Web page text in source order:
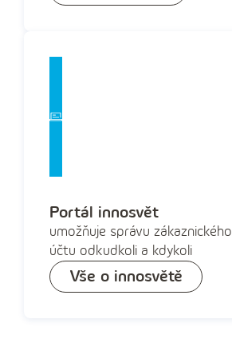
Portál innosvět
umožňuje správu zákaznického
účtu odkudkoli a kdykoli
Vše o innosvětě